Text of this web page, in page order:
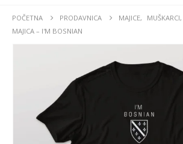
POČETNA PRODAVNICA MAJICE, MUŠKARCI,
MAJICA – I'M BOSNIAN